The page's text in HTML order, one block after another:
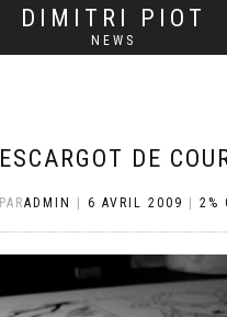
DIMITRI PIOT
NEWS
ESCARGOT DE
PARADMIN 6 AVRIL 2009 2%